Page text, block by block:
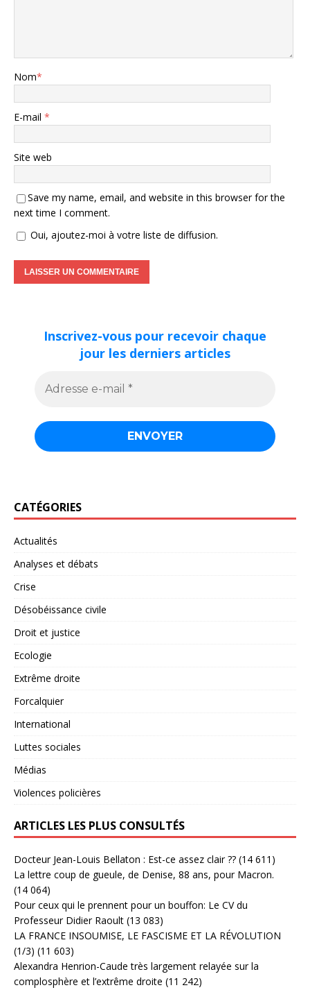
Nom*
E-mail *
Site web
Save my name, email, and website in this browser for the
next time I comment.
Oui, ajoutez-moi à votre liste de diffusion.
Inscrivez-vous pour recevoir chaque
jour les derniers articles
CATÉGORIES
Actualités
Analyses et débats
Crise
Désobéissance civile
Droit et justice
Ecologie
Extrême droite
Forcalquier
International
Luttes sociales
Médias
Violences policières
ARTICLES LES PLUS CONSULTÉS
Docteur Jean-Louis Bellaton : Est-ce assez clair ?? (14 611)
La lettre coup de gueule, de Denise, 88 ans, pour Macron.
(14 064)
Pour ceux qui le prennent pour un bouffon: Le CV du
Professeur Didier Raoult (13 083)
LA FRANCE INSOUMISE, LE FASCISME ET LA RÉVOLUTION
(1/3) (11 603)
Alexandra Henrion-Caude très largement relayée sur la
complosphère et l’extrême droite (11 242)